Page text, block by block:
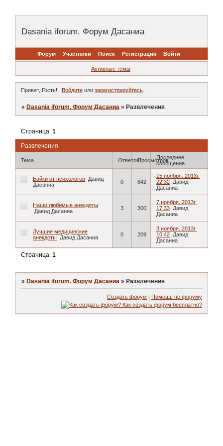
Dasania iforum. Форум Дасаниа
Форум Участники Поиск Регистрация Войти
Активные темы
Привет, Гость! Войдитеили зарегистрируйтесь.
» Dasania iforum. Форум Дасаниа » Развлечения
Развлечения
Страница:1
Тема ОтветовПросмотровПоследнее
сообщение
Байки от психологов Давид
Дасаниа
0 842
15 ноября, 2013г.
22:32 Давид
Дасаниа
Наши любимые анекдоты
Давид Дасаниа
3 300
7 ноября, 2013г.
17:33 Давид
Дасаниа
Лучшие медицинские
анекдоты Давид Дасаниа 0 209
3 ноября, 2013г.
10:42 Давид
Дасаниа
Страница:1
»Dasania iforum. Форум Дасаниа »Развлечения
Создать форум | Помощь по форуму